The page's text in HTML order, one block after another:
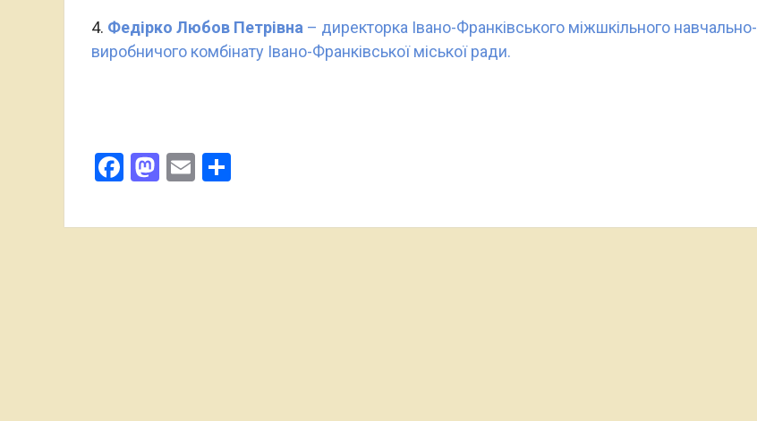
4. Федірко Любов Петрівна – директорка Івано-Франківського міжшкільного навчально-
виробничого комбінату Івано-Франківської міської ради.
Facebook
Mastodon
Email